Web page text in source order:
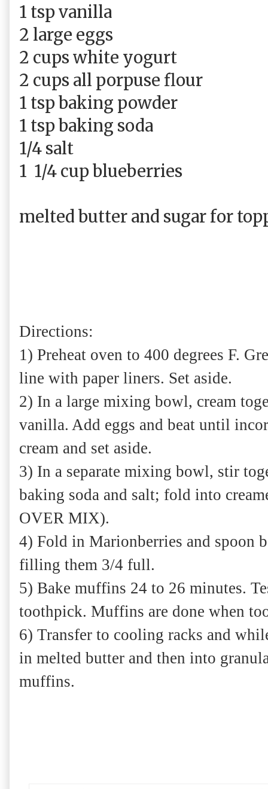
1 tsp vanilla
2 large eggs
2 cups white yogurt
2 cups all porpuse flour
1 tsp baking powder
1 tsp baking soda
1/4 salt
1 1/4 cup blueberries
melted butter and sugar for
Directions:
1) Preheat oven to 400 degrees F.
line with paper liners. Set aside.
2) In a large mixing bowl, cream
vanilla. Add eggs and beat until
cream and set aside.
3) In a separate mixing bowl, stir
baking soda and salt; fold into
OVER MIX).
4) Fold in Marionberries and spoon
filling them 3/4 full.
5) Bake muffins 24 to 26 minutes.
toothpick. Muffins are done when
6) Transfer to cooling racks and
in melted butter and then into
muffins.